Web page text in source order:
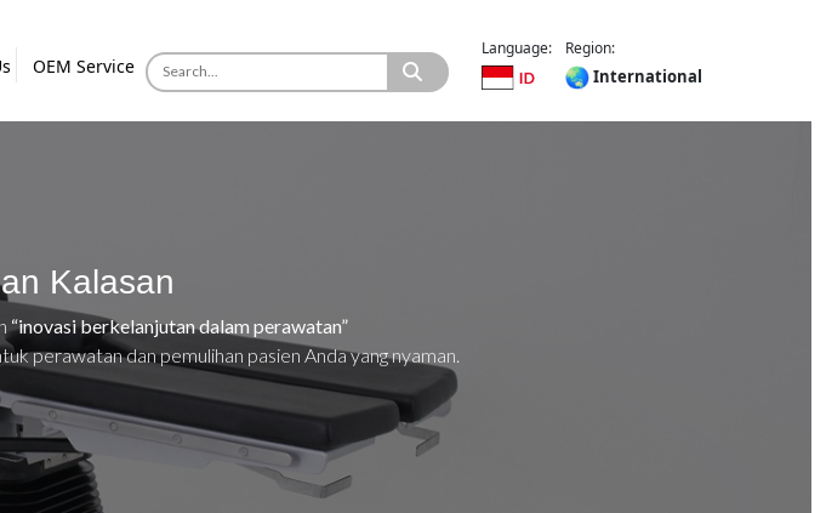
OEM Service
Language: Region:
International
Kalasan
“inovasi berkelanjutan dalam perawatan”
perawatan dan pemulihan pasien Anda yang nyaman.